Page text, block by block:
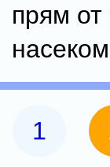
прям от
1